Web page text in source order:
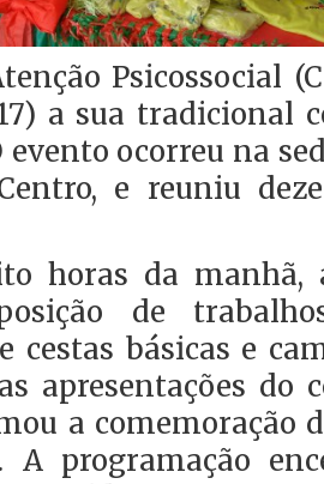
Psicossocial
a sua tradicional
evento ocorreu na
e reuniu
horas da manhã,
de
cestas básicas e
apresentações do
a comemoração
A programação